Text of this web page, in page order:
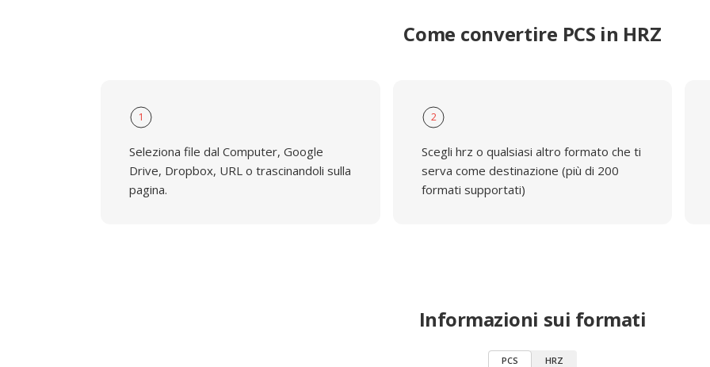
Come convertire PCS in HRZ
1
Seleziona file dal Computer, Google
Drive, Dropbox, URL o trascinandoli sulla
pagina.
2
Scegli hrz o qualsiasi altro formato che ti
serva come destinazione (più di 200
formati supportati)
Informazioni sui formati
PCS HRZ